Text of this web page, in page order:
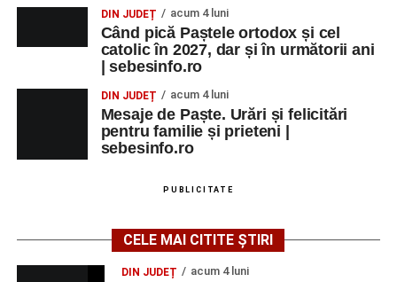
DIN JUDEȚ acum 4 luni
Când pică Paștele ortodox și cel
catolic în 2027, dar și în următorii ani
| sebesinfo.ro
DIN JUDEȚ acum 4 luni
Mesaje de Paște. Urări și felicitări
pentru familie și prieteni |
sebesinfo.ro
PUBLICITATE
CELE MAI CITITE ȘTIRI
DIN JUDEȚ acum 4 luni